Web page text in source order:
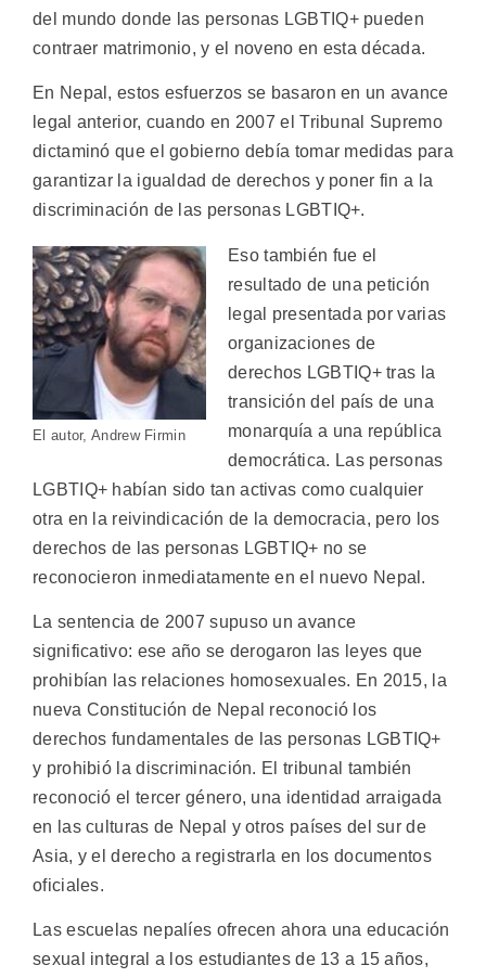
del mundo donde las personas LGBTIQ+ pueden
contraer matrimonio, y el noveno en esta década.
En Nepal, estos esfuerzos se basaron en un avance
legal anterior, cuando en 2007 el Tribunal Supremo
dictaminó que el gobierno debía tomar medidas para
garantizar la igualdad de derechos y poner fin a la
discriminación de las personas LGBTIQ+.
El autor, Andrew Firmin
Eso también fue el
resultado de una petición
legal presentada por varias
organizaciones de
derechos LGBTIQ+ tras la
transición del país de una
monarquía a una república
democrática. Las personas
LGBTIQ+ habían sido tan activas como cualquier
otra en la reivindicación de la democracia, pero los
derechos de las personas LGBTIQ+ no se
reconocieron inmediatamente en el nuevo Nepal.
La sentencia de 2007 supuso un avance
significativo: ese año se derogaron las leyes que
prohibían las relaciones homosexuales. En 2015, la
nueva Constitución de Nepal reconoció los
derechos fundamentales de las personas LGBTIQ+
y prohibió la discriminación. El tribunal también
reconoció el tercer género, una identidad arraigada
en las culturas de Nepal y otros países del sur de
Asia, y el derecho a registrarla en los documentos
oficiales.
Las escuelas nepalíes ofrecen ahora una educación
sexual integral a los estudiantes de 13 a 15 años,